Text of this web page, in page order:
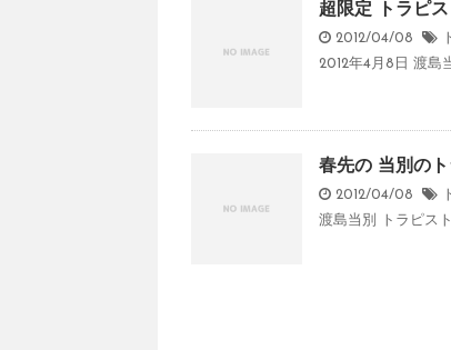
超限定 トラピ
2012/04/08
2012年4月8日 渡島
春先の 当別の
2012/04/08
渡島当別 トラピス